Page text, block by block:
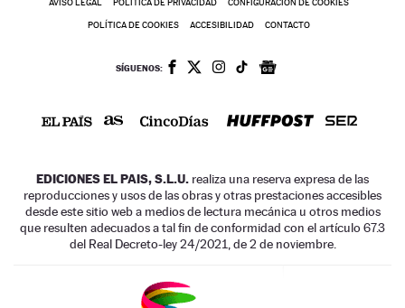
AVISO LEGAL POLÍTICA DE PRIVACIDAD CONFIGURACIÓN DE COOKIES
POLÍTICA DE COOKIES ACCESIBILIDAD CONTACTO
SÍGUENOS:
EDICIONES EL PAIS, S.L.U. realiza una reserva expresa de las
reproducciones y usos de las obras y otras prestaciones accesibles
desde este sitio web a medios de lectura mecánica u otros medios
que resulten adecuados a tal fin de conformidad con el artículo 67.3
del Real Decreto-ley 24/2021, de 2 de noviembre.